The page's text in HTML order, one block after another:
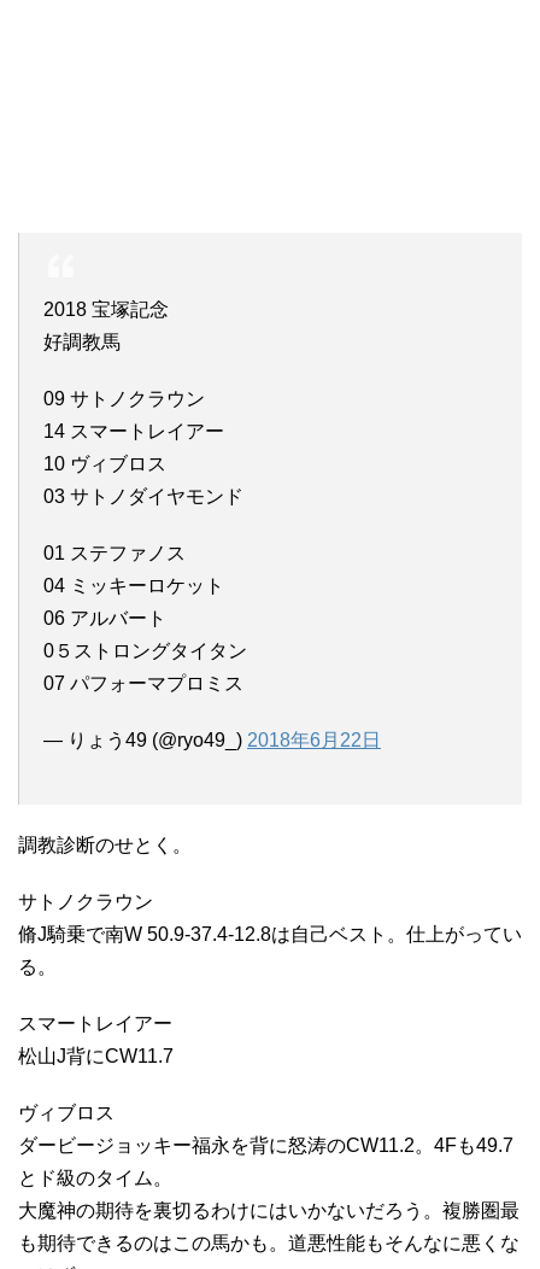
2018 宝塚記念
好調教馬
09 サトノクラウン
14 スマートレイアー
10 ヴィブロス
03 サトノダイヤモンド
01 ステファノス
04 ミッキーロケット
06 アルバート
0５ストロングタイタン
07 パフォーマプロミス
— りょう49 (@ryo49_) 2018年6月22日
調教診断のせとく。
サトノクラウン
脩J騎乗で南W 50.9-37.4-12.8は自己ベスト。仕上がってい
る。
スマートレイアー
松山J背にCW11.7
ヴィブロス
ダービージョッキー福永を背に怒涛のCW11.2。4Fも49.7
とド級のタイム。
大魔神の期待を裏切るわけにはいかないだろう。複勝圏最
も期待できるのはこの馬かも。道悪性能もそんなに悪くな